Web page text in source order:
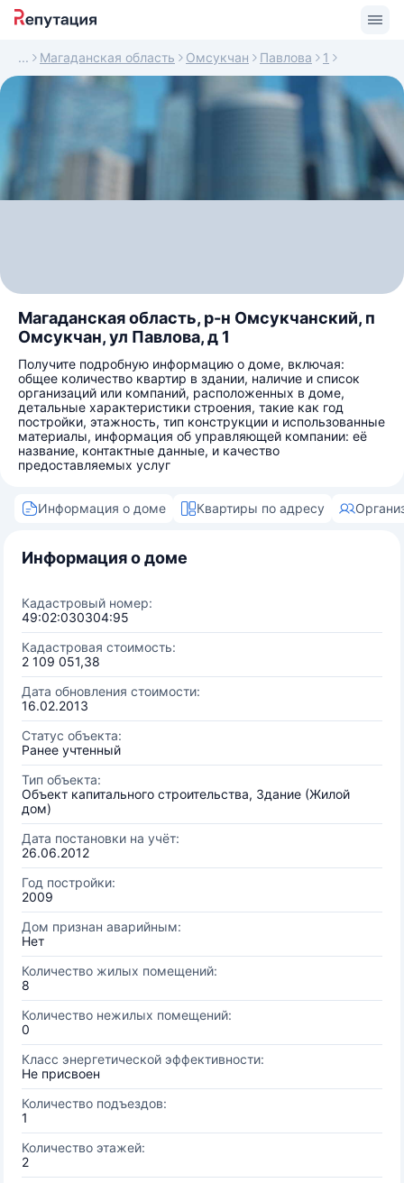
Магаданская область Омсукчан Павлова 1
Магаданская область, р-н Омсукчанский, п
Омсукчан, ул Павлова, д 1
Получите подробную информацию о доме, включая:
общее количество квартир в здании, наличие и список
организаций или компаний, расположенных в доме,
детальные характеристики строения, такие как год
постройки, этажность, тип конструкции и использованные
материалы, информация об управляющей компании: её
название, контактные данные, и качество
предоставляемых услуг
Информация о доме Квартиры по адресу
Информация о доме
Кадастровый номер:
49:02:030304:95
Кадастровая стоимость:
2 109 051,38
Дата обновления стоимости:
16.02.2013
Статус объекта:
Ранее учтенный
Тип объекта:
Объект капитального строительства, Здание (Жилой
дом)
Дата постановки на учёт:
26.06.2012
Год постройки:
2009
Дом признан аварийным:
Нет
Количество жилых помещений:
8
Количество нежилых помещений:
0
Класс энергетической эффективности:
Не присвоен
Количество подъездов:
1
Количество этажей:
2